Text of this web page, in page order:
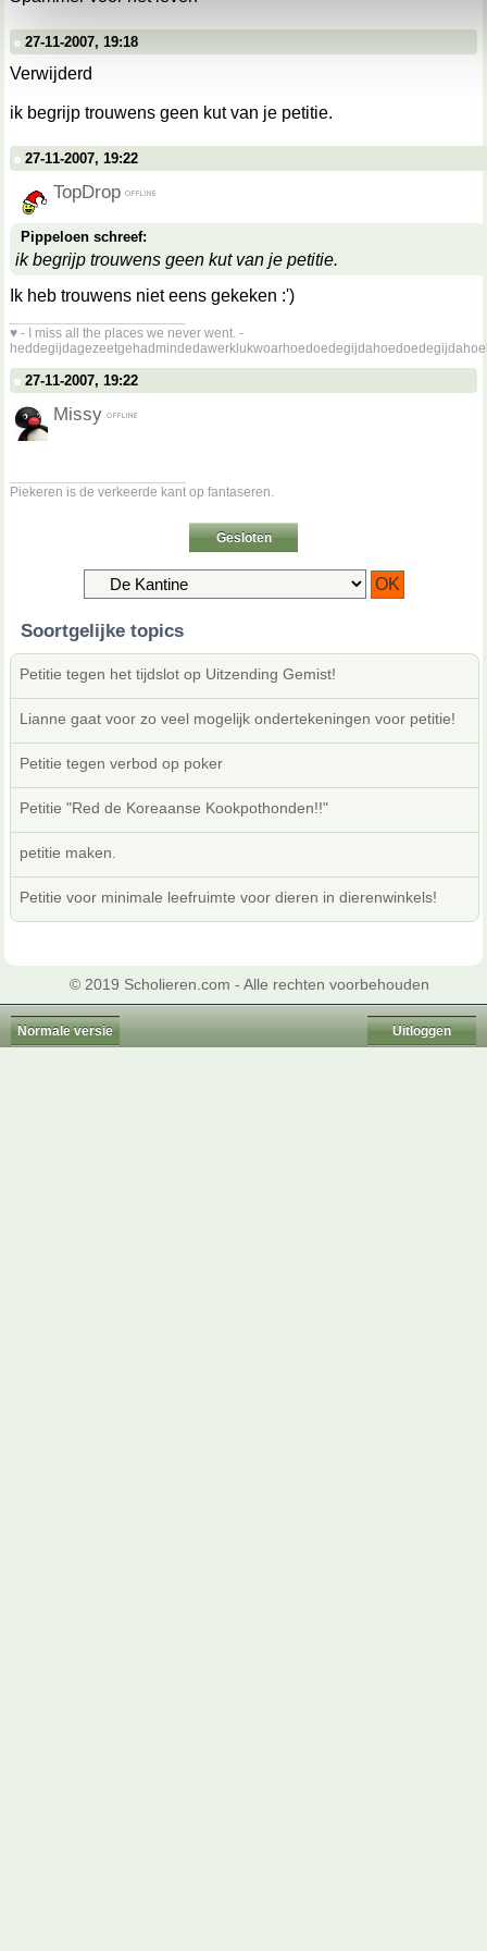
27-11-2007, 19:18
Verwijderd
ik begrijp trouwens geen kut van je petitie.
27-11-2007, 19:22
TopDrop
Pippeloen schreef:
ik begrijp trouwens geen kut van je petitie.
Ik heb trouwens niet eens gekeken :')
♥ - I miss all the places we never went. -
27-11-2007, 19:22
Missy
Piekeren is de verkeerde kant op fantaseren.
Gesloten
Soortgelijke topics
Petitie tegen het tijdslot op Uitzending Gemist!
Lianne gaat voor zo veel mogelijk ondertekeningen voor petitie!
Petitie tegen verbod op poker
Petitie "Red de Koreaanse Kookpothonden!!"
petitie maken.
Petitie voor minimale leefruimte voor dieren in dierenwinkels!
© 2019 Scholieren.com - Alle rechten voorbehouden
Normale versie Uitloggen